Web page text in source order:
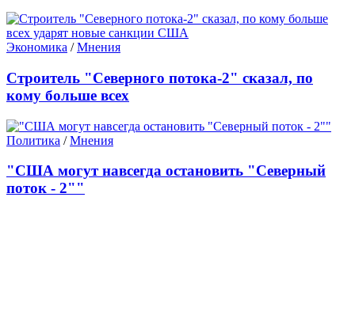
Экономика /Мнения
Строитель "Северного потока-2" сказал, по
кому больше всех
Политика /Мнения
"США могут навсегда остановить "Северный
поток - 2""